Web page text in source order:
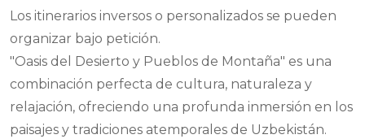
Los itinerarios inversos o personalizados se pueden
organizar bajo petición.
"Oasis del Desierto y Pueblos de Montaña" es una
combinación perfecta de cultura, naturaleza y
relajación, ofreciendo una profunda inmersión en los
paisajes y tradiciones atemporales de Uzbekistán.